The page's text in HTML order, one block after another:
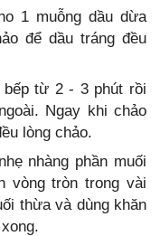
1 muỗng dầu dừa
để dầu tráng đều
từ 2 - 3 phút rồi
Ngay khi chảo
lòng chảo.
nhàng phần muối
vòng tròn trong vài
thừa và dùng khăn